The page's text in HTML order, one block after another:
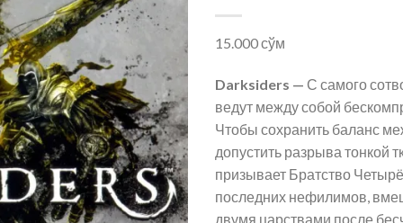
Add to
wishlist
15.000сўм
Darksiders — С самого
ведут между собой
Чтобы сохранить баланс
допустить разрыва тонкой
призывает Братство
последних нефилимов,
двумя царствами после